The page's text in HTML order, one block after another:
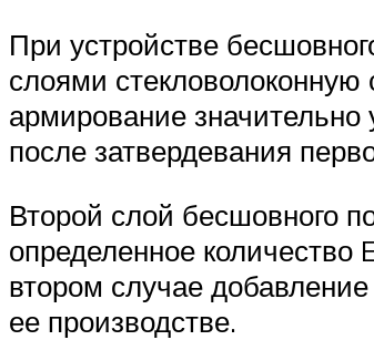
При устройстве
слоями стекловолоконную
армирование значительно
после затвердевания
Второй слой бесшовного
определенное количество
втором случае
ее производстве.